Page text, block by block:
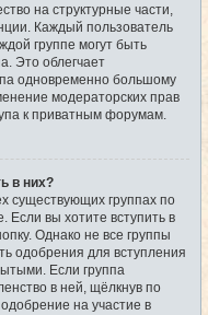
на структурные части,
Каждый пользователь
группе могут быть
Это облегчает
одновременно большому
модераторских прав
к приватным форумам.
в них?
существующих группах по
вы хотите вступить в
Однако не все группы
одобрения для вступления
Если группа
в ней, щёлкнув по
на участие в